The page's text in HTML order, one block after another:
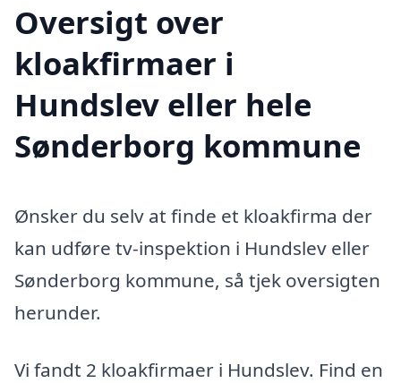
Oversigt over
kloakfirmaer i
Hundslev eller hele
Sønderborg kommune
Ønsker du selv at finde et kloakfirma der
kan udføre tv-inspektion i Hundslev eller
Sønderborg kommune, så tjek oversigten
herunder.
Vi fandt 2 kloakfirmaer i Hundslev. Find en